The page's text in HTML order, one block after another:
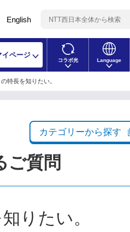
English
イページ
コラボ光 Language
特長を知りたい。
カテゴリーから探す
ご質問
りたい。